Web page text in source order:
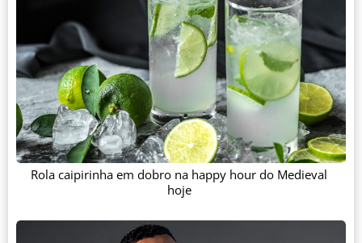
Rola caipirinha em dobro na happy hour do Medieval
hoje